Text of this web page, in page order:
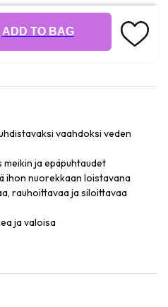
ADD TO BAG
vaahdoksi veden
ja epäpuhtaudet
ihon nuorekkaan loistavana
rauhoittavaa ja siloittavaa
ja valoisa